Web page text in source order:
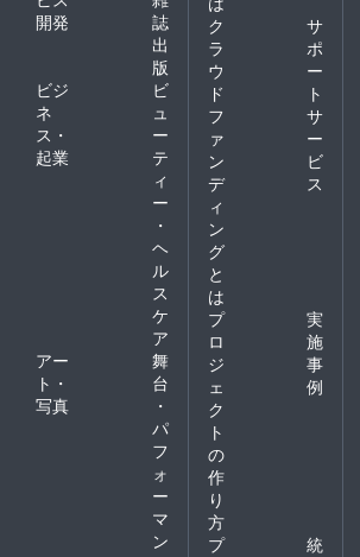
開発
誌
出
版
ビジ
ネ
ス・
起業
ビ
ュ
ー
テ
ィ
ー
・
ヘ
ル
ス
ケ
ア
アー
ト・
写真
舞
台
・
パ
フ
ォ
ー
マ
ン
ク
ラ
ウ
ド
フ
ァ
ン
デ
ィ
ン
グ
と
は
サ
ポ
ー
ト
サ
ー
ビ
ス
プ
ロ
ジ
ェ
ク
ト
の
作
り
方
実
施
事
例
プ
統